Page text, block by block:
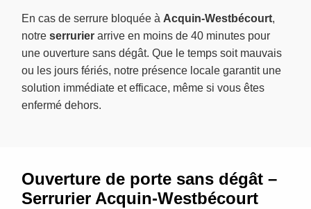
En cas de serrure bloquée à Acquin-Westbécourt,
notre serrurier arrive en moins de 40 minutes pour
une ouverture sans dégât. Que le temps soit mauvais
ou les jours fériés, notre présence locale garantit une
solution immédiate et efficace, même si vous êtes
enfermé dehors.
Ouverture de porte sans dégât –
Serrurier Acquin-Westbécourt